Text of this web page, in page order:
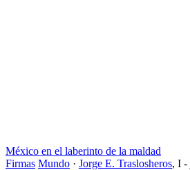
México en el laberinto de la maldad
Firmas Mundo · Jorge E. Traslosheros, I -